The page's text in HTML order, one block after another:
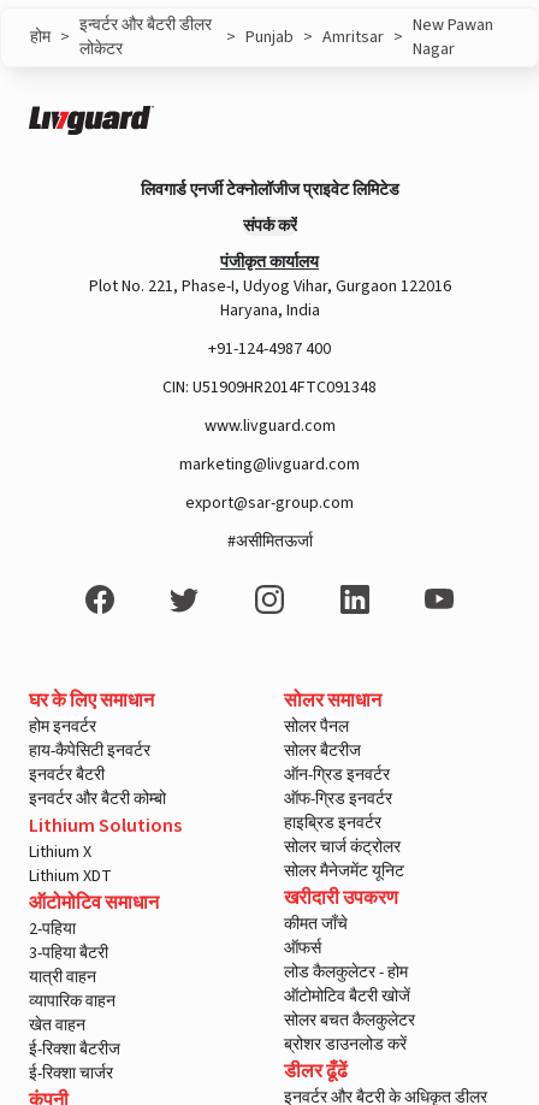
होम > इन्वर्टर और बैटरी डीलर
लोकेटर
> Punjab > Amritsar > New Pawan
Nagar
लिवगार्ड एनर्जी टेक्नोलॉजीज प्राइवेट लिमिटेड
संपर्क करें
पंजीकृत कार्यालय
Plot No. 221, Phase-I, Udyog Vihar, Gurgaon 122016
Haryana, India
+91-124-4987 400
CIN: U51909HR2014FTC091348
www.livguard.com
marketing@livguard.com
export@sar-group.com
#असीमितऊर्जा
घर के लिए समाधान
होम इनवर्टर
हाय-कैपेसिटी इनवर्टर
इनवर्टर बैटरी
इनवर्टर और बैटरी कोम्बो
Lithium Solutions
Lithium X
Lithium XDT
ऑटोमोटिव समाधान
2-पहिया
3-पहिया बैटरी
यात्री वाहन
व्यापारिक वाहन
खेत वाहन
ई-रिक्शा बैटरीज
ई-रिक्शा चार्जर
सोलर समाधान
सोलर पैनल
सोलर बैटरीज
ऑन-ग्रिड इनवर्टर
ऑफ-ग्रिड इनवर्टर
हाइब्रिड इनवर्टर
सोलर चार्ज कंट्रोलर
सोलर मैनेजमेंट यूनिट
खरीदारी उपकरण
कीमत जाँचे
ऑफर्स
लोड कैलकुलेटर - होम
ऑटोमोटिव बैटरी खोजें
सोलर बचत कैलकुलेटर
ब्रोशर डाउनलोड करें
डीलर ढूँढें
इनवर्टर और बैटरी के अधिकृत डीलर